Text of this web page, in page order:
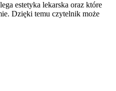
estetyka lekarska oraz które
Dzięki temu czytelnik może